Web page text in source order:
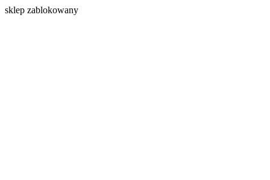
sklep zablokowany